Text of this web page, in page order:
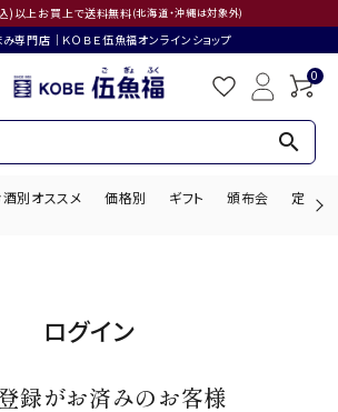
)以上お買上で送料無料(北海道・沖縄は対象外)
専門店│ＫＯＢＥ伍魚福オンラインショップ
0
search
酒別オススメ 価格別 ギフト 頒布会 定期購
ログイン
録がお済みのお客様